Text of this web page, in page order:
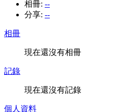
相冊: --
分享: --
相冊
現在還沒有相冊
記錄
現在還沒有記錄
個人資料